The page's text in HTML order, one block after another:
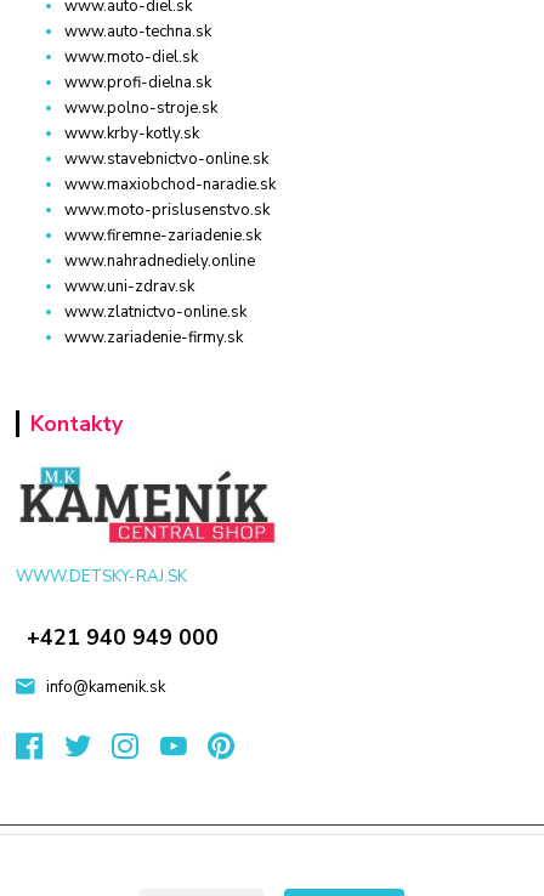
www.auto-diel.sk
www.auto-techna.sk
www.moto-diel.sk
www.profi-dielna.sk
www.polno-stroje.sk
www.krby-kotly.sk
www.stavebnictvo-online.sk
www.maxiobchod-naradie.sk
www.moto-prislusenstvo.sk
www.firemne-zariadenie.sk
www.nahradnediely.online
www.uni-zdrav.sk
www.zlatnictvo-online.sk
www.zariadenie-firmy.sk
Kontakty
WWW.DETSKY-RAJ.SK
+421 940 949 000
info@kamenik.sk
Eshop-rychlo.sk